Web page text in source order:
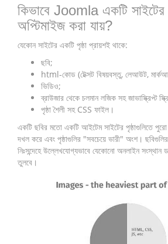
কিভাবে Joomla একটি
অপ্টিমাইজ করা যায়?
যেকোন সাইটের একটি পৃষ্ঠা প্রায়শই থাকে:
ছবি;
html-কোড (টেক্সট বিষয়বস্তু, লেআউট,
ভিডিও;
ব্রাউজার থেকে চলমান লজিক সহ জাভাস্ক্রিপ্ট
পৃষ্ঠা শৈলী সহ CSS ফাইল।
একটি ছবির মতো একটি আইটেম সাইটের পৃষ্ঠাগুলিতে
দখল করে এবং পৃষ্ঠাগুলির "সবচেয়ে ভারী" অংশ।
নিঃসন্দেহে উল্লেখযোগ্যভাবে যেকোনো অনলাইন
তুলবে।